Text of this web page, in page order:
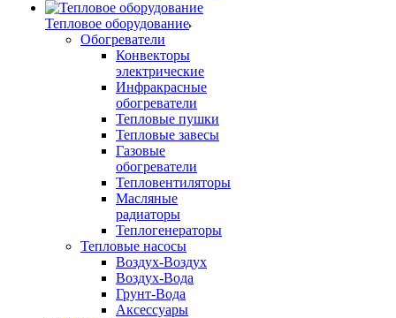
Тепловое оборудование
Обогреватели
Конвекторы
электрические
Инфракрасные
обогреватели
Тепловые пушки
Тепловые завесы
Газовые
обогреватели
Тепловентиляторы
Масляные
радиаторы
Теплогенераторы
Тепловые насосы
Воздух-Воздух
Воздух-Вода
Грунт-Вода
Аксессуары